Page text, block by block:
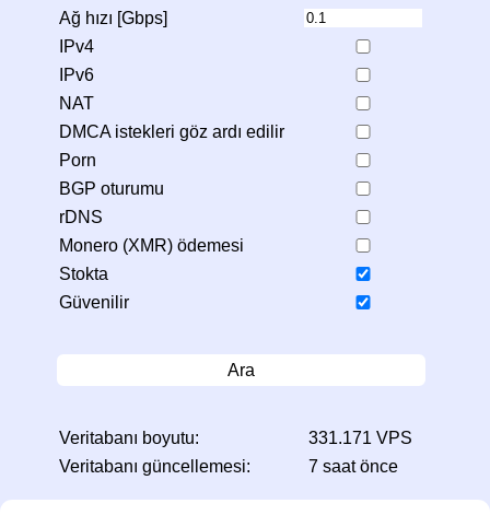
Ağ hızı [Gbps]
IPv4
IPv6
NAT
DMCA istekleri göz ardı edilir
Porn
BGP oturumu
rDNS
Monero (XMR) ödemesi
Stokta
Güvenilir
Ara
Veritabanı boyutu:
331.171 VPS
Veritabanı güncellemesi:
7 saat önce